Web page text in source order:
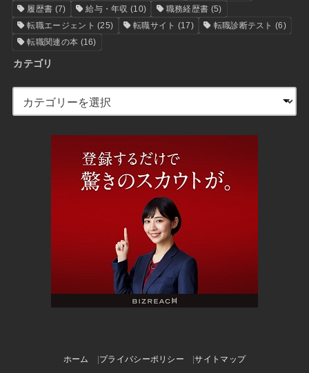
履歴書 (7) 給与・年収 (10) 職務経歴書 (5)
転職エージェント (25) 転職サイト (17) 転職診断テスト (6)
転職関連の本 (16)
カテゴリ
ホーム プライバシーポリシー サイトマップ